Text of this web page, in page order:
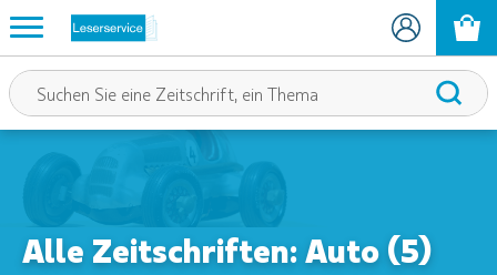
Alle Zeitschriften: Auto (5)